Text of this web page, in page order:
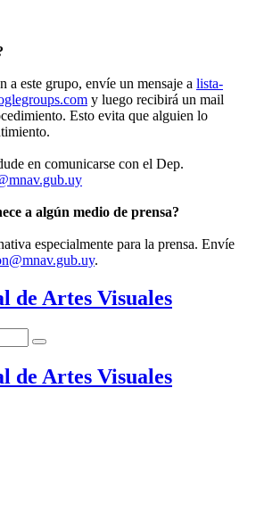
a este grupo, envíe un mensaje a lista-
y luego recibirá un mail
Esto evita que alguien lo
en comunicarse con el Dep.
a algún medio de prensa?
especialmente para la prensa. Envíe
.
de Artes Visuales
Buscar
de Artes Visuales